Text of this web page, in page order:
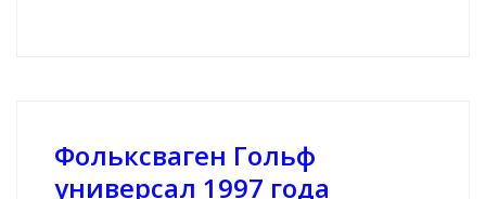
Фольксваген Гольф
универсал 1997 года